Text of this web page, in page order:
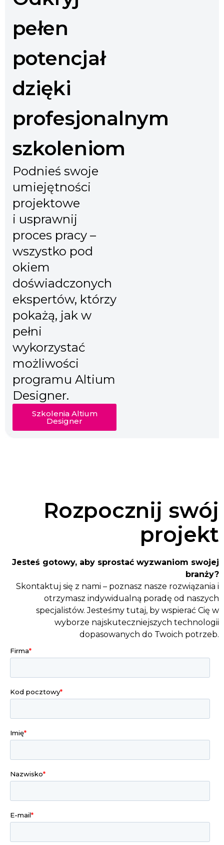
pełen
potencjał
dzięki
profesjonalnym
szkoleniom
Podnieś swoje
umiejętności
projektowe
i usprawnij
proces pracy –
wszystko pod
okiem
doświadczonych
ekspertów, którzy
pokażą, jak w
pełni
wykorzystać
możliwości
programu Altium
Designer.
Szkolenia Altium
Designer
Rozpocznij swój
projekt
Jesteś gotowy, aby sprostać wyzwaniom swojej
branży?
Skontaktuj się z nami – poznasz nasze rozwiązania i
otrzymasz indywidualną poradę od naszych
specjalistów. Jesteśmy tutaj, by wspierać Cię w
wyborze najskuteczniejszych technologii
dopasowanych do Twoich potrzeb.